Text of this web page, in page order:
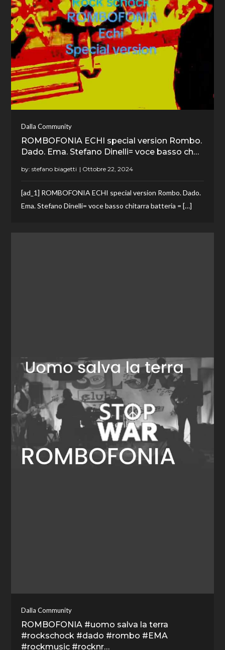
Dalla Community
ROMBOFONIA ECHI special version Rombo.
Dado. Ema. Stefano Dinelli= voce basso ch…
by:stefano biagetti
[ad_1] ROMBOFONIA ECHI special version Rombo. Dado.
Ema. Stefano Dinelli= voce basso chitarra batteria = […]
Dalla Community
ROMBOFONIA #uomo salva la terra
#rockschock #dado #rombo #EMA
#rockmusic #rocknr…